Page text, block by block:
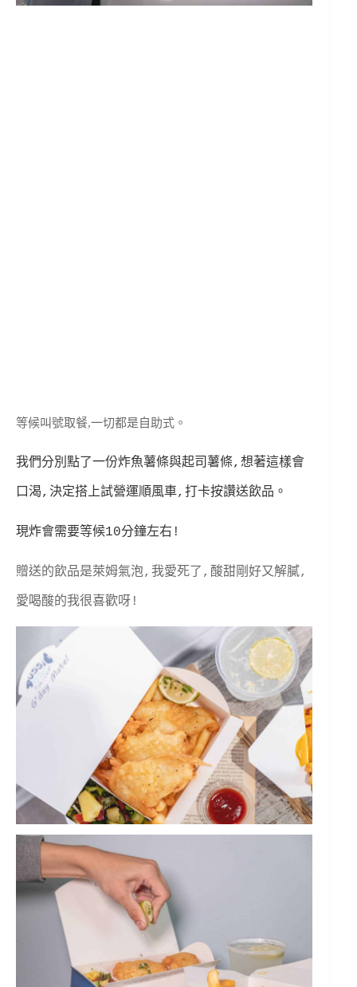
等候叫號取餐,一切都是自助式。
我們分別點了一份炸魚薯條與起司薯條,想著這樣會
口渴,決定搭上試營運順風車,打卡按讚送飲品。
現炸會需要等候10分鐘左右!
贈送的飲品是萊姆氣泡,我愛死了,酸甜剛好又解膩,
愛喝酸的我很喜歡呀!